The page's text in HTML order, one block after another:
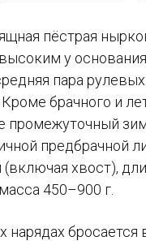
пёстрая
у
пара
брачного и
промежуточный
предбрачной
(включая хвост),
масса 450–900 г.
бросается